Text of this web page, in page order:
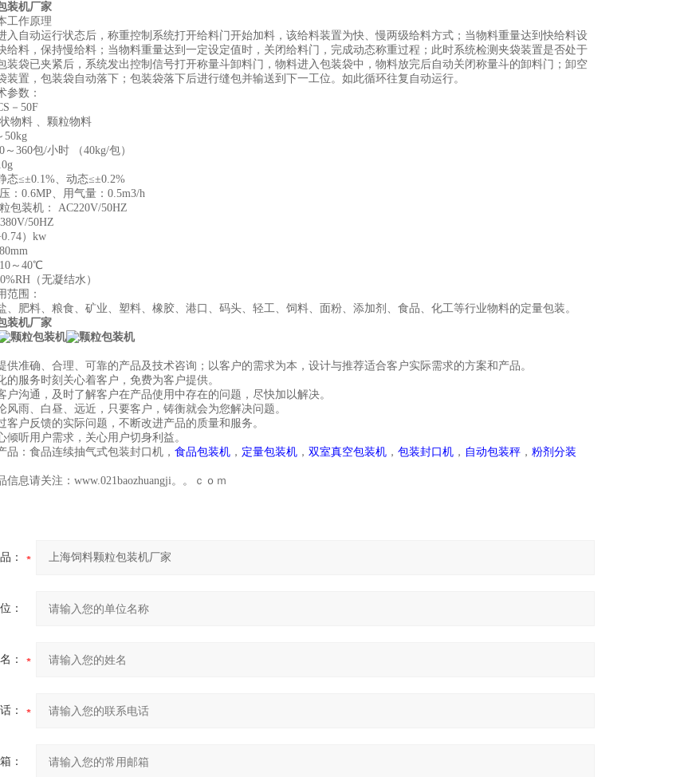
装机厂家
工作原理
入自动运行状态后，称重控制系统打开给料门开始加料，该给料装置为快、慢两级给料方式；当物料重量达到快给料设
给料，保持慢给料；当物料重量达到一定设定值时，关闭给料门，完成动态称重过程；此时系统检测夹袋装置是否处于
装袋已夹紧后，系统发出控制信号打开称量斗卸料门，物料进入包装袋中，物料放完后自动关闭称量斗的卸料门；卸空
装置，包装袋自动落下；包装袋落下后进行缝包并输送到下一工位。如此循环往复自动运行。
参数：
－50F
物料 、颗粒物料
50kg
～360包/小时 （40kg/包）
态≤±0.1%、动态≤±0.2%
：0.6MP、用气量：0.5m3/h
包装机： AC220V/50HZ
50HZ
）kw
～40℃
（无凝结水）
范围：
、肥料、粮食、矿业、塑料、橡胶、港口、码头、轻工、饲料、面粉、添加剂、食品、化工等行业物料的定量包装。
装机厂家
供准确、合理、可靠的产品及技术咨询；以客户的需求为本，设计与推荐适合客户实际需求的方案和产品。
的服务时刻关心着客户，免费为客户提供。
户沟通，及时了解客户在产品使用中存在的问题，尽快加以解决。
风雨、白昼、远近，只要客户，铸衡就会为您解决问题。
客户反馈的实际问题，不断改进产品的质量和服务。
倾听用户需求，关心用户切身利益。
品：食品连续抽气式包装封口机， 食品包装机 ， 定量包装机 ， 双室真空包装机 ， 包装封口机 ， 自动包装秤 ， 粉剂分装
信息请关注：www.021baozhuangji。。ｃｏｍ
：
：
：
：
：